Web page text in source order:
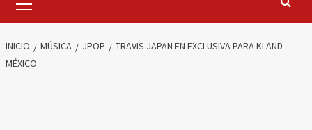
primario
INICIO MÚSICA JPOP
TRAVIS JAPAN EN EXCLUSIVA PARA KLAND
MÉXICO